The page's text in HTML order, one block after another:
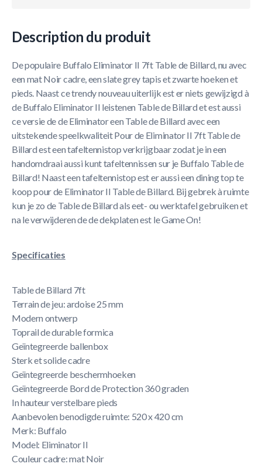
Description du produit
De populaire Buffalo Eliminator II 7ft Table de Billard, nu avec
een mat Noir cadre, een slate grey tapis et zwarte hoeken et
pieds. Naast ce trendy nouveau uiterlijk est er niets gewijzigd à
de Buffalo Eliminator II leistenen Table de Billard et est aussi
ce versie de de Eliminator een Table de Billard avec een
uitstekende speelkwaliteit Pour de Eliminator II 7ft Table de
Billard est een tafeltennistop verkrijgbaar zodat je in een
handomdraai aussi kunt tafeltennissen sur je Buffalo Table de
Billard! Naast een tafeltennistop est er aussi een dining top te
koop pour de Eliminator II Table de Billard. Bij gebrek à ruimte
kun je zo de Table de Billard als eet- ou werktafel gebruiken et
na le verwijderen de de dekplaten est le Game On!
Specificaties
Table de Billard 7ft
Terrain de jeu: ardoise 25 mm
Modern ontwerp
Toprail de durable formica
Geïntegreerde ballenbox
Sterk et solide cadre
Geïntegreerde beschermhoeken
Geïntegreerde Bord de Protection 360 graden
In hauteur verstelbare pieds
Aanbevolen benodigde ruimte: 520 x 420 cm
Merk: Buffalo
Model: Eliminator II
Couleur cadre: mat Noir